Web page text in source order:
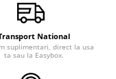
National
suplimentari, direct la usa
ta sau la Easybox.